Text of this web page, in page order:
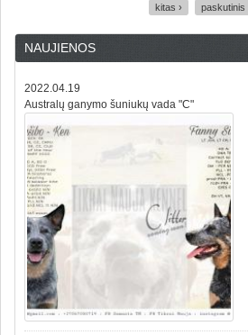
kitas ›
paskutinis
NAUJIENOS
2022.04.19
Australų ganymo šuniukų vada "C"